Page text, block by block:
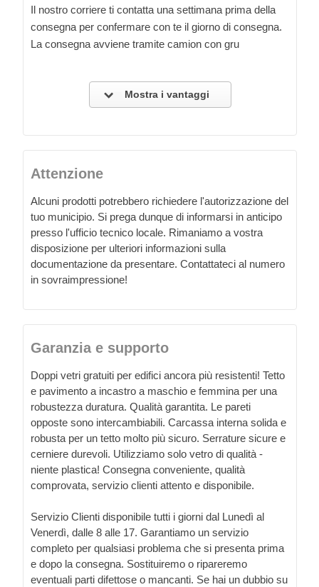
Il nostro corriere ti contatta una settimana prima della
consegna per confermare con te il giorno di consegna.
La consegna avviene tramite camion con gru
Mostra i vantaggi
Attenzione
Alcuni prodotti potrebbero richiedere l'autorizzazione del
tuo municipio. Si prega dunque di informarsi in anticipo
presso l'ufficio tecnico locale. Rimaniamo a vostra
disposizione per ulteriori informazioni sulla
documentazione da presentare. Contattateci al numero
in sovraimpressione!
Garanzia e supporto
Doppi vetri gratuiti per edifici ancora più resistenti! Tetto
e pavimento a incastro a maschio e femmina per una
robustezza duratura. Qualità garantita. Le pareti
opposte sono intercambiabili. Carcassa interna solida e
robusta per un tetto molto più sicuro. Serrature sicure e
cerniere durevoli. Utilizziamo solo vetro di qualità -
niente plastica! Consegna conveniente, qualità
comprovata, servizio clienti attento e disponibile.
Servizio Clienti disponibile tutti i giorni dal Lunedì al
Venerdì, dalle 8 alle 17. Garantiamo un servizio
completo per qualsiasi problema che si presenta prima
e dopo la consegna. Sostituiremo o ripareremo
eventuali parti difettose o mancanti. Se hai un dubbio su